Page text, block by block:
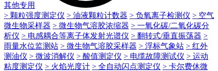
其他专用
> 颗粒强度测定仪 > 油液颗粒计数器 > 负氧离子检测仪 > 空气
微生物采样器 > 微生物气溶胶浓缩器 > 一氧化碳/二氧化碳分
析仪 > 电感耦合等离子体发射光谱仪 > 翻转式/垂直振荡器 >
雨量水位监测站 > 微生物气溶胶采样器 > 浮标气象站 > 红外
测油仪 > 微波消解仪 > 酸值测定仪 > 电缆故障测试仪 > 运动
粘度测定仪 > 火焰光度计 > 全自动闪点测定仪 > 卡尔费休微